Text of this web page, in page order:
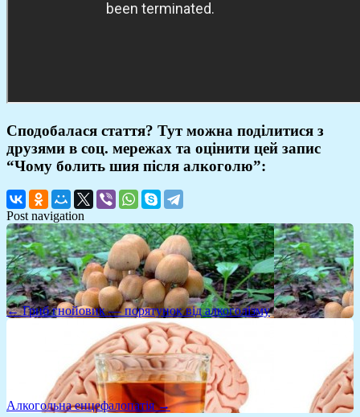
Сподобалася стаття? Тут можна поділитися з
друзями в соц. мережах та оцінити цей запис
“Чому болить шия після алкоголю”:
Post navigation
← Гриб гнойовик — порятунок від алкоголізму
Алкогольна енцефалопатія →